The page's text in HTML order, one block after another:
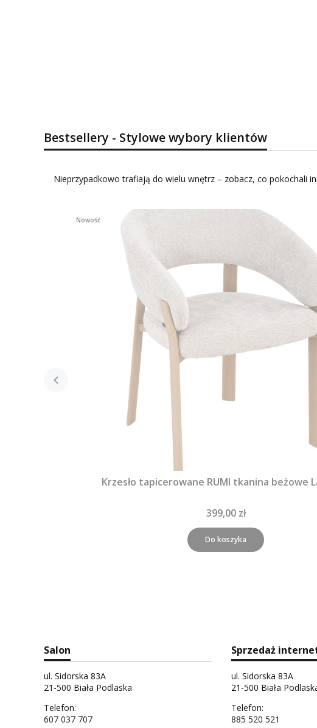
Bestsellery - Stylowe wybory klientów
Nieprzypadkowo trafiają do wielu wnętrz – zobacz, co pokochali
Nowość
Krzesło tapicerowane RUMI tkanina beżowe
399,00 zł
Do koszyka
Salon
ul. Sidorska 83A
21-500 Biała Podlaska
Telefon:
607 037 707
Sprzedaż
ul. Sidorska 83A
21-500 Biała
Telefon:
885 520 521